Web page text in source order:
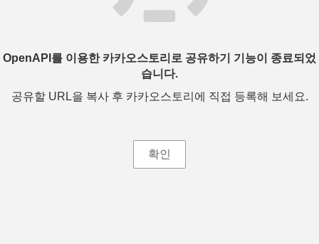
OpenAPI를 이용한 카카오스토리로 공유하기 기능이 종료되었
습니다.
공유할 URL을 복사 후 카카오스토리에 직접 등록해 보세요.
확인